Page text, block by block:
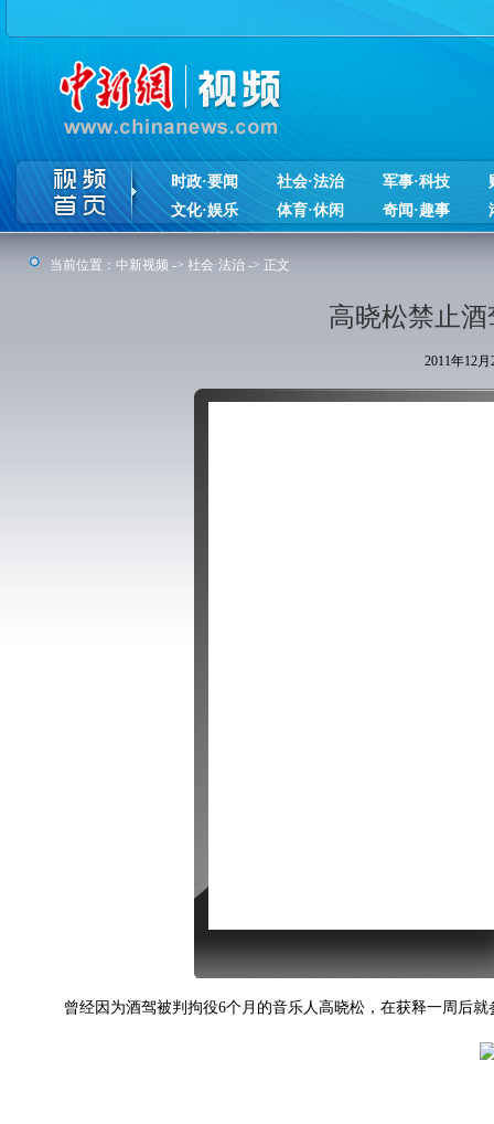
时政·要闻 社会·法治 军事·科技
文化·娱乐
体育·休闲 奇闻·趣事
当前位置： 中新视频 -> 社会·法治 -> 正文
高晓松禁止
2011年12
曾经因为酒驾被判拘役6个月的音乐人高晓松，在获释一周后就